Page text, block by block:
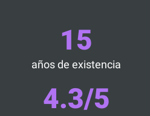
15
años de existencia
4.3/5